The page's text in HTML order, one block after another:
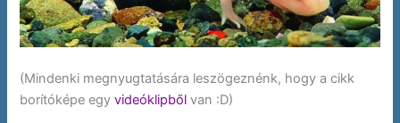
(Mindenki megnyugtatására leszögeznénk, hogy a cikk
borítóképe egyvideóklipből van :D)